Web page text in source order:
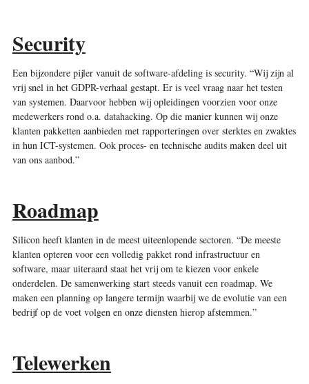
Security
Een bijzondere pijler vanuit de software-afdeling is security. “Wij zijn al
vrij snel in het GDPR-verhaal gestapt. Er is veel vraag naar het testen
van systemen. Daarvoor hebben wij opleidingen voorzien voor onze
medewerkers rond o.a. datahacking. Op die manier kunnen wij onze
klanten pakketten aanbieden met rapporteringen over sterktes en zwaktes
in hun ICT-systemen. Ook proces- en technische audits maken deel uit
van ons aanbod.”
Roadmap
Silicon heeft klanten in de meest uiteenlopende sectoren. “De meeste
klanten opteren voor een volledig pakket rond infrastructuur en
software, maar uiteraard staat het vrij om te kiezen voor enkele
onderdelen. De samenwerking start steeds vanuit een roadmap. We
maken een planning op langere termijn waarbij we de evolutie van een
bedrijf op de voet volgen en onze diensten hierop afstemmen.”
Telewerken